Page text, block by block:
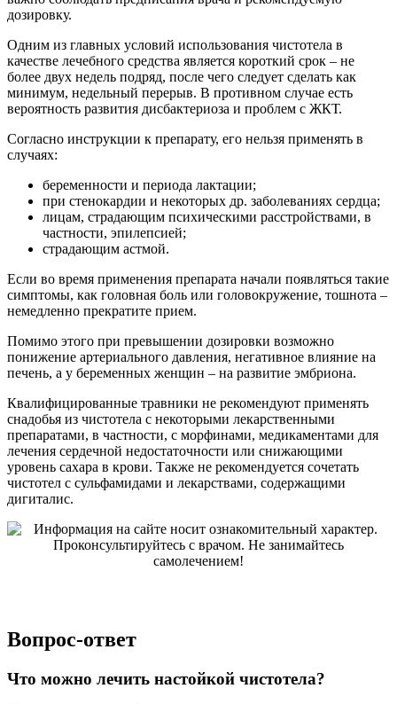
дозировку.
Одним из главных условий использования чистотела в
качестве лечебного средства является короткий срок – не
более двух недель подряд, после чего следует сделать как
минимум, недельный перерыв. В противном случае есть
вероятность развития дисбактериоза и проблем с ЖКТ.
Согласно инструкции к препарату, его нельзя применять в
случаях:
беременности и периода лактации;
при стенокардии и некоторых др. заболеваниях сердца;
лицам, страдающим психическими расстройствами, в
частности, эпилепсией;
страдающим астмой.
Если во время применения препарата начали появляться такие
симптомы, как головная боль или головокружение, тошнота –
немедленно прекратите прием.
Помимо этого при превышении дозировки возможно
понижение артериального давления, негативное влияние на
печень, а у беременных женщин – на развитие эмбриона.
Квалифицированные травники не рекомендуют применять
снадобья из чистотела с некоторыми лекарственными
препаратами, в частности, с морфинами, медикаментами для
лечения сердечной недостаточности или снижающими
уровень сахара в крови. Также не рекомендуется сочетать
чистотел с сульфамидами и лекарствами, содержащими
дигиталис.
Вопрос-ответ
Что можно лечить настойкой чистотела?